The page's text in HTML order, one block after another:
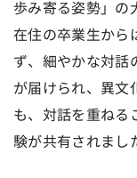
歩み寄る姿勢」の
在住の卒業生から
ず、細やかな対話
が届けられ、異文
も、対話を重ねる
験が共有されまし